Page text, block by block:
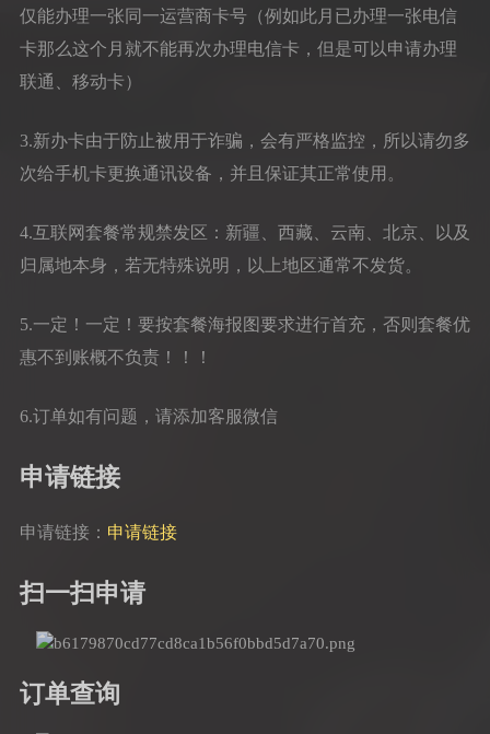
仅能办理一张同一运营商卡号（例如此月已办理一张电信
卡那么这个月就不能再次办理电信卡，但是可以申请办理
联通、移动卡）
3.新办卡由于防止被用于诈骗，会有严格监控，所以请勿多
次给手机卡更换通讯设备，并且保证其正常使用。
4.互联网套餐常规禁发区：新疆、西藏、云南、北京、以及
归属地本身，若无特殊说明，以上地区通常不发货。
5.一定！一定！要按套餐海报图要求进行首充，否则套餐优
惠不到账概不负责！！！
6.订单如有问题，请添加客服微信
申请链接
申请链接： 申请链接
扫一扫申请
订单查询